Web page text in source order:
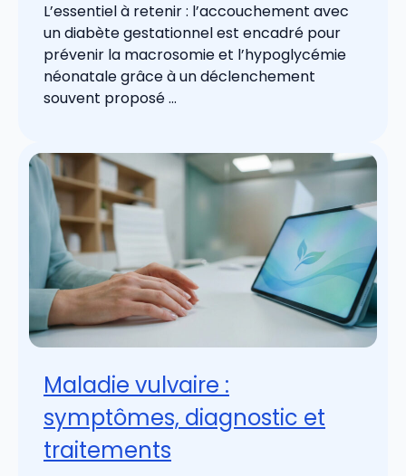
L’essentiel à retenir : l’accouchement avec
un diabète gestationnel est encadré pour
prévenir la macrosomie et l’hypoglycémie
néonatale grâce à un déclenchement
souvent proposé ...
Maladie vulvaire :
symptômes, diagnostic et
traitements